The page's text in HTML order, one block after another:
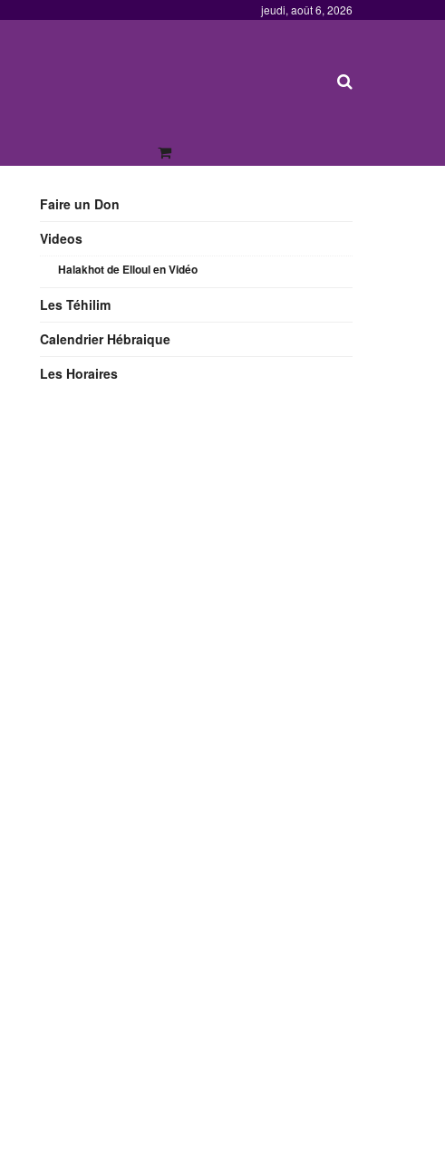
jeudi, août 6, 2026
Faire un Don
Videos
Halakhot de Elloul en Vidéo
Les Téhilim
Calendrier Hébraique
Les Horaires